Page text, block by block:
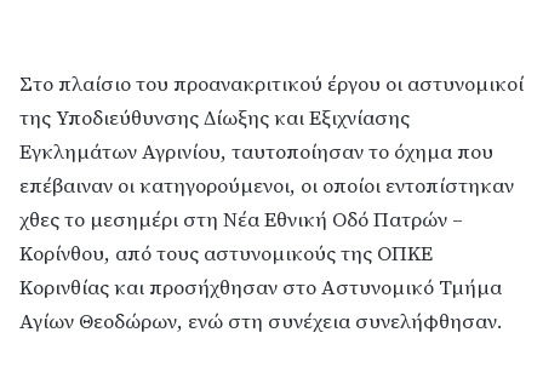
Στο πλαίσιο του προανακριτικού έργου οι αστυνομικοί
της Υποδιεύθυνσης Δίωξης και Εξιχνίασης
Εγκλημάτων Αγρινίου, ταυτοποίησαν το όχημα που
επέβαιναν οι κατηγορούμενοι, οι οποίοι εντοπίστηκαν
χθες το μεσημέρι στη Νέα Εθνική Οδό Πατρών –
Κορίνθου, από τους αστυνομικούς της ΟΠΚΕ
Κορινθίας και προσήχθησαν στο Αστυνομικό Τμήμα
Αγίων Θεοδώρων, ενώ στη συνέχεια συνελήφθησαν.